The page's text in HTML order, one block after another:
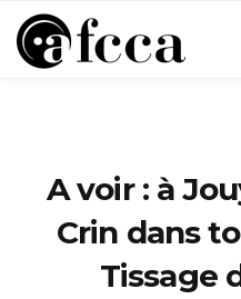
A voir : à
Crin dans
Tissage